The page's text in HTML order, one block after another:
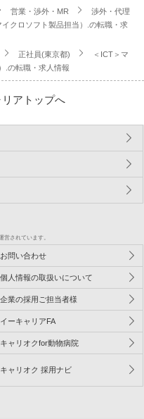
営業・渉外・MR
渉外・代理
クロソフト製品担当）.の転職・求
正社員(東京都)
＜ICT＞マ
.の転職・求人情報
アトップへ
営されています。
お問い合わせ
個人情報の取扱いについて
企業の採用ご担当者様
イーキャリアFA
キャリオクfor動物病院
キャリオク 採用ナビ